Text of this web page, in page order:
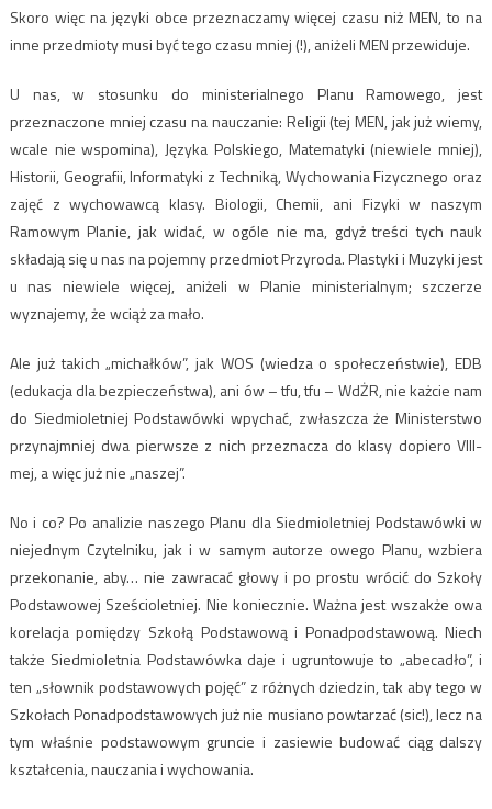
Skoro więc na języki obce przeznaczamy więcej czasu niż MEN, to na
inne przedmioty musi być tego czasu mniej (!), aniżeli MEN przewiduje.
U nas, w stosunku do ministerialnego Planu Ramowego, jest
przeznaczone mniej czasu na nauczanie: Religii (tej MEN, jak już wiemy,
wcale nie wspomina), Języka Polskiego, Matematyki (niewiele mniej),
Historii, Geografii, Informatyki z Techniką, Wychowania Fizycznego oraz
zajęć z wychowawcą klasy. Biologii, Chemii, ani Fizyki w naszym
Ramowym Planie, jak widać, w ogóle nie ma, gdyż treści tych nauk
składają się u nas na pojemny przedmiot Przyroda. Plastyki i Muzyki jest
u nas niewiele więcej, aniżeli w Planie ministerialnym; szczerze
wyznajemy, że wciąż za mało.
Ale już takich „michałków”, jak WOS (wiedza o społeczeństwie), EDB
(edukacja dla bezpieczeństwa), ani ów – tfu, tfu – WdŻR, nie każcie nam
do Siedmioletniej Podstawówki wpychać, zwłaszcza że Ministerstwo
przynajmniej dwa pierwsze z nich przeznacza do klasy dopiero VIII-
mej, a więc już nie „naszej”.
No i co? Po analizie naszego Planu dla Siedmioletniej Podstawówki w
niejednym Czytelniku, jak i w samym autorze owego Planu, wzbiera
przekonanie, aby… nie zawracać głowy i po prostu wrócić do Szkoły
Podstawowej Sześcioletniej. Nie koniecznie. Ważna jest wszakże owa
korelacja pomiędzy Szkołą Podstawową i Ponadpodstawową. Niech
także Siedmioletnia Podstawówka daje i ugruntowuje to „abecadło”, i
ten „słownik podstawowych pojęć” z różnych dziedzin, tak aby tego w
Szkołach Ponadpodstawowych już nie musiano powtarzać (sic!), lecz na
tym właśnie podstawowym gruncie i zasiewie budować ciąg dalszy
kształcenia, nauczania i wychowania.